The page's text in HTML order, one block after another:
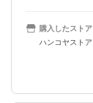
購入したストア
ハンコヤストア